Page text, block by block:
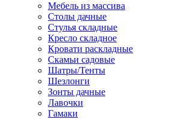
Мебель из массива
Столы дачные
Стулья складные
Кресло складное
Кровати раскладные
Скамьи садовые
Шатры/Тенты
Шезлонги
Зонты дачные
Лавочки
Гамаки